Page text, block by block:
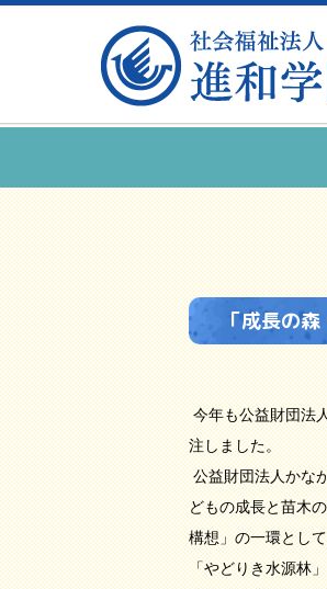
「成長の
今年も公益財団法
注しました。
公益財団法人かな
どもの成長と苗木
構想」の一環とし
「やどりき水源林